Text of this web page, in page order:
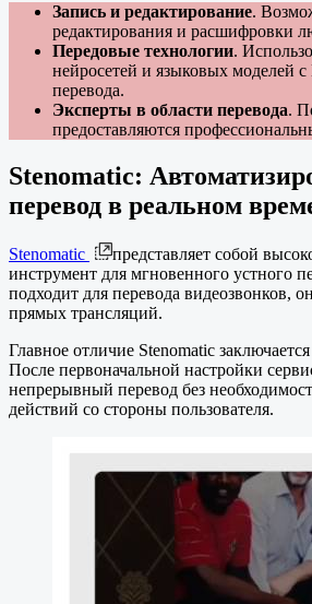
Запись и редактирование.
редактирования и расшифровки
Передовые технологии.
нейросетей и языковых моделей
перевода.
Эксперты в области перевода.
предоставляются
Stenomatic:
перевод в реальном
Stenomatic
представляет собой
инструмент для мгновенного устного
подходит для перевода видеозвонков,
прямых трансляций.
Главное отличие Stenomatic
После первоначальной настройки
непрерывный перевод без
действий со стороны пользователя.